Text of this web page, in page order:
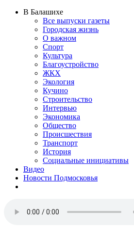
В Балашихе
Все выпуски газеты
Городская жизнь
О важном
Спорт
Культура
Благоустройство
ЖКХ
Экология
Кучино
Строительство
Интервью
Экономика
Общество
Происшествия
Транспорт
История
Социальные инициативы
Видео
Новости Подмосковья